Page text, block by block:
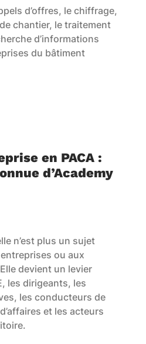
d’offres, le chiffrage,
chantier, le traitement
d’informations
du bâtiment
en PACA :
d’Academy
n’est plus un sujet
ou aux
devient un levier
les dirigeants, les
les conducteurs de
et les acteurs